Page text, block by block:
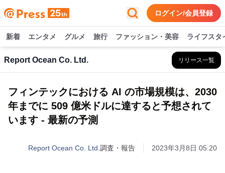
ログイン/会員登録
新着 エンタメ グルメ 旅行 ファッション・美容 ライフスタ
Report Ocean Co. Ltd. リリース一覧
フィンテックにおける AI の市場規模は、2030
年までに 509 億米ドルに達すると予想されて
います - 最新の予測
Report Ocean Co. Ltd. 調査・報告 2023年3月8日 05:20